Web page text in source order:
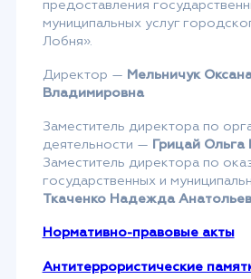
предоставления
муниципальных услуг
Лобня».
Директор — Мельничук
Владимировна
Заместитель директора по
деятельности — Грицай
Заместитель директора по
государственных и
Ткаченко Надежда
Нормативно-правовые акты
Антитеррористические